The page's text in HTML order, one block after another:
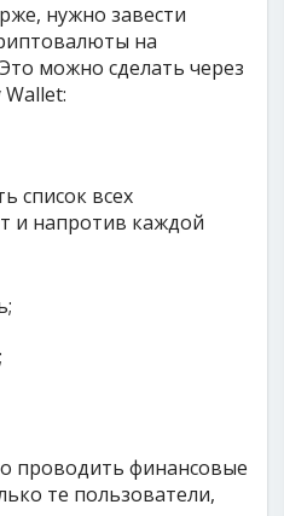
нужно завести
на
можно сделать через
список всех
и напротив каждой
проводить финансовые
те пользователи,